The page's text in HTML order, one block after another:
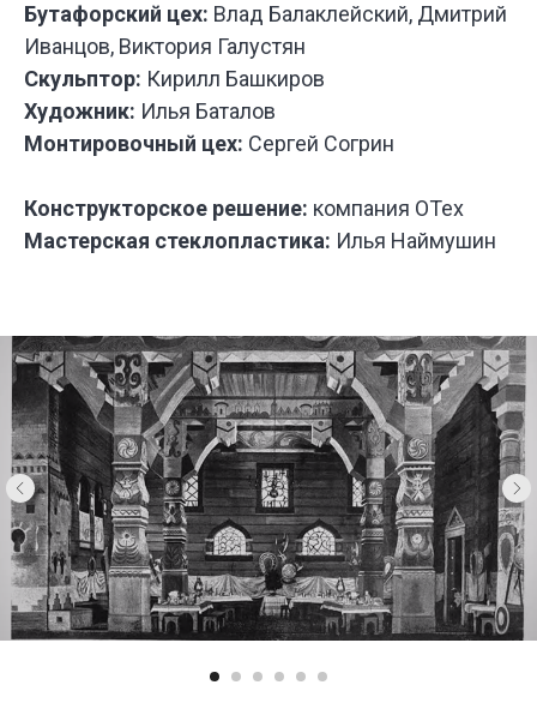
У НАС
ДЛЯ
И
Бутафорский цех: Влад Балаклейский, Дмитрий
Иванцов, Виктория Галустян
Скульптор: Кирилл Башкиров
Художник: Илья Баталов
Монтировочный цех: Сергей Согрин
Конструкторское решение: компания ОТех
Мастерская стеклопластика: Илья Наймушин